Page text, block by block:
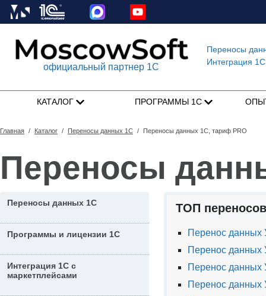
официальный партнер 1С
Переносы
Интеграция
КАТАЛОГ ПРОГРАММЫ 1С
Главная / Каталог / Переносы данных 1С / Переносы данных 1С, тариф PRO
Переносы
Переносы данных 1С
Программы и лицензии 1С
Интеграция 1С с
маркетплейсами
ТОП
Перенос
Перенос данных
Перенос данных
Перенос данных